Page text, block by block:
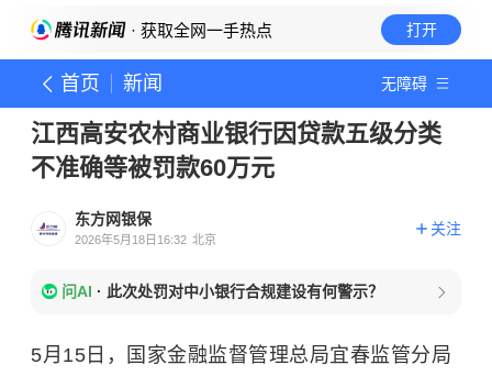
· 获取全网一手热点 打开
首页 新闻 无障碍
江西高安农村商业银行因贷款五级分类
不准确等被罚款60万元
东方网银保
2026年5月18日16:32 北京
关注
问AI · 此次处罚对中小银行合规建设有何警示？
5月15日，国家金融监督管理总局宜春监管分局